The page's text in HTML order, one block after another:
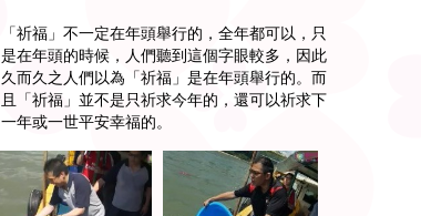
「祈福」不一定在年頭舉行的，全年都可以，只
是在年頭的時候，人們聽到這個字眼較多，因此
久而久之人們以為「祈福」是在年頭舉行的。而
且「祈福」並不是只祈求今年的，還可以祈求下
一年或一世平安幸福的。